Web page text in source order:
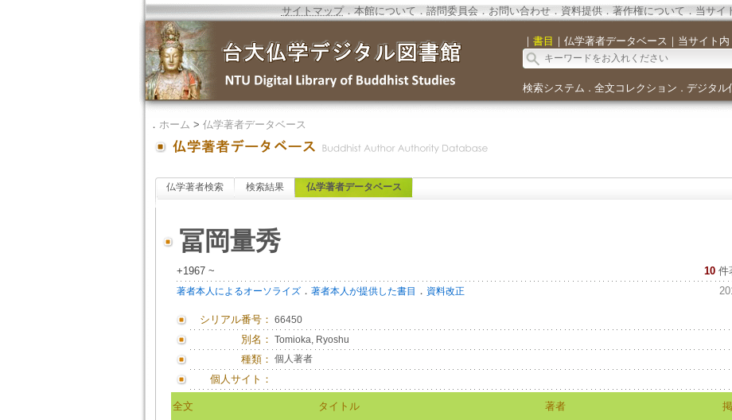
サイトマップ．本館について．諮問委員会． お問い合わせ． 資料提供．著作権について．当サイ
｜ 書目 ｜ 仏学著者データベース ｜ 当サイト内
検索システム ． 全文コレクション ． デジタル
． ホーム > 仏学著者データベース
仏学著者検索 検索結果 仏学著者データベース
冨岡量秀
+1967 ~ 10 件
著者本人によるオーソライズ． 著者本人が提供した書目 ． 資料改正
シリアル番号： 66450
別名： Tomioka, Ryoshu
種類： 個人著者
個人サイト：
全文 タイトル 著者